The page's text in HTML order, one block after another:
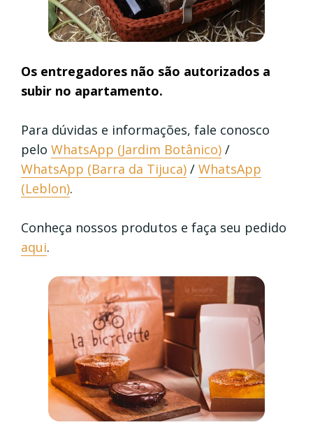
Os entregadores não são autorizados a
subir no apartamento.
Para dúvidas e informações, fale conosco
pelo WhatsApp (Jardim Botânico) /
WhatsApp (Barra da Tijuca) / WhatsApp
(Leblon).
Conheça nossos produtos e faça seu pedido
aqui.